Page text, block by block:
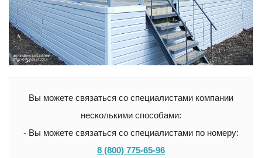
Вы можете связаться со специалистами компании
несколькими способами:
- Вы можете связаться со специалистами по номеру:
8 (800) 775-65-96